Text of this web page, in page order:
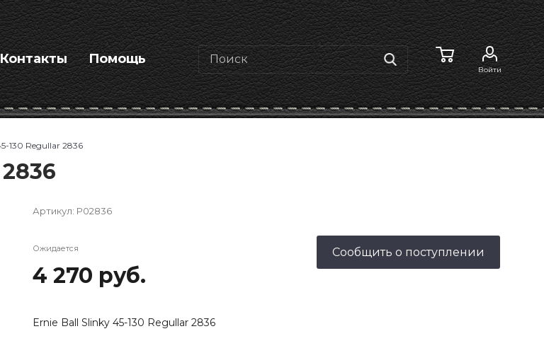
Контакты Помощь
Войти
130 Regullar 2836
Артикул: P02836
Ожидается
4 270 руб.
Сообщить о поступлении
Ernie Ball Slinky 45-130 Regullar 2836